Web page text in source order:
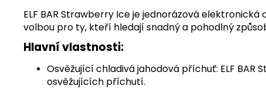
ELF BAR Strawberry Ice je jednorázová
volbou pro ty, kteří hledají snadný a pohodlný
Hlavní vlastnosti:
Osvěžující chladivá jahodová příchuť: ELF
osvěžujících příchutí.